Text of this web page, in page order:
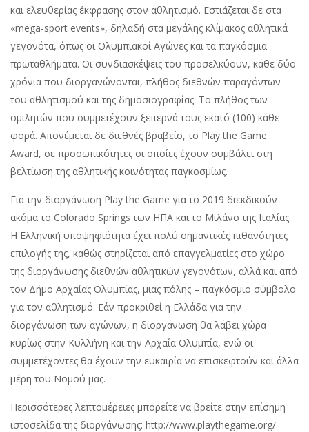
και ελευθερίας έκφρασης στον αθλητισμό. Εστιάζεται δε στα
«mega-sport events», δηλαδή στα μεγάλης κλίμακος αθλητικά
γεγονότα, όπως οι Ολυμπιακοί Αγώνες και τα παγκόσμια
πρωταθλήματα. Οι συνδιασκέψεις του προσελκύουν, κάθε δύο
χρόνια που διοργανώνονται, πλήθος διεθνών παραγόντων
του αθλητισμού και της δημοσιογραφίας. Το πλήθος των
ομιλητών που συμμετέχουν ξεπερνά τους εκατό (100) κάθε
φορά. Απονέμεται δε διεθνές βραβείο, το Play the Game
Award, σε προσωπικότητες οι οποίες έχουν συμβάλει στη
βελτίωση της αθλητικής κοινότητας παγκοσμίως.
Για την διοργάνωση Play the Game για το 2019 διεκδικούν
ακόμα το Colorado Springs των ΗΠΑ και το Μιλάνο της Ιταλίας.
Η Ελληνική υποψηφιότητα έχει πολύ σημαντικές πιθανότητες
επιλογής της, καθώς στηρίζεται από επαγγελματίες στο χώρο
της διοργάνωσης διεθνών αθλητικών γεγονότων, αλλά και από
τον Δήμο Αρχαίας Ολυμπίας, μιας πόλης – παγκόσμιο σύμβολο
για τον αθλητισμό. Εάν προκριθεί η Ελλάδα για την
διοργάνωση των αγώνων, η διοργάνωση θα λάβει χώρα
κυρίως στην Κυλλήνη και την Αρχαία Ολυμπία, ενώ οι
συμμετέχοντες θα έχουν την ευκαιρία να επισκεφτούν και άλλα
μέρη του Νομού μας.
Περισσότερες λεπτομέρειες μπορείτε να βρείτε στην επίσημη
ιστοσελίδα της διοργάνωσης: http://www.playthegame.org/